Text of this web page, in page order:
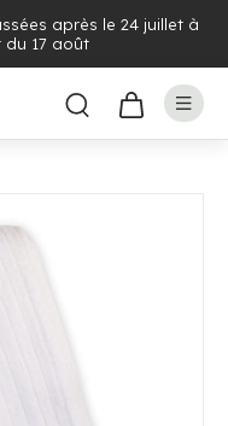
après le 24 juillet à
du 17 août